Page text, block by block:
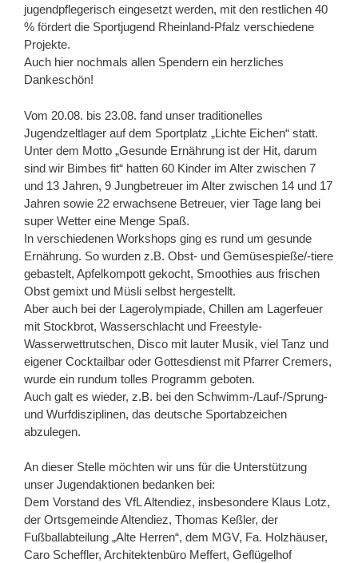
jugendpflegerisch eingesetzt werden, mit den restlichen 40
% fördert die Sportjugend Rheinland-Pfalz verschiedene
Projekte.
Auch hier nochmals allen Spendern ein herzliches
Dankeschön!
Vom 20.08. bis 23.08. fand unser traditionelles
Jugendzeltlager auf dem Sportplatz „Lichte Eichen“ statt.
Unter dem Motto „Gesunde Ernährung ist der Hit, darum
sind wir Bimbes fit“ hatten 60 Kinder im Alter zwischen 7
und 13 Jahren, 9 Jungbetreuer im Alter zwischen 14 und 17
Jahren sowie 22 erwachsene Betreuer, vier Tage lang bei
super Wetter eine Menge Spaß.
In verschiedenen Workshops ging es rund um gesunde
Ernährung. So wurden z.B. Obst- und Gemüsespieße/-tiere
gebastelt, Apfelkompott gekocht, Smoothies aus frischen
Obst gemixt und Müsli selbst hergestellt.
Aber auch bei der Lagerolympiade, Chillen am Lagerfeuer
mit Stockbrot, Wasserschlacht und Freestyle-
Wasserwettrutschen, Disco mit lauter Musik, viel Tanz und
eigener Cocktailbar oder Gottesdienst mit Pfarrer Cremers,
wurde ein rundum tolles Programm geboten.
Auch galt es wieder, z.B. bei den Schwimm-/Lauf-/Sprung-
und Wurfdisziplinen, das deutsche Sportabzeichen
abzulegen.
An dieser Stelle möchten wir uns für die Unterstützung
unser Jugendaktionen bedanken bei:
Dem Vorstand des VfL Altendiez, insbesondere Klaus Lotz,
der Ortsgemeinde Altendiez, Thomas Keßler, der
Fußballabteilung „Alte Herren“, dem MGV, Fa. Holzhäuser,
Caro Scheffler, Architektenbüro Meffert, Geflügelhof